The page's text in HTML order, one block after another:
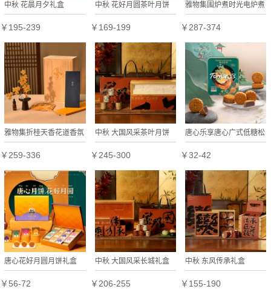
中秋 花晨月夕礼盒
￥195-239
中秋 花好月圆茶叶月饼
相框礼盒
￥169-199
雅物集围炉煮时光电炉煮
茶套装热水壶中秋礼品创
意年会礼盒定制
￥287-374
雅物集折桂天香花道香氛
套装香薰中式团扇中秋礼
品年会礼盒定制
￥259-336
中秋 大国风采茶叶月饼
礼盒
￥245-300
唐心乐享唐心广式低糖松
籽仁莲蓉月饼360g礼盒
装中秋月饼送礼
￥32-42
唐心花好月圆月饼礼盒
600g蛋黄莲蓉月饼中秋
￥56-72
中秋 大国风采长城礼盒
￥206-255
中秋 东风传承礼盒
￥155-190